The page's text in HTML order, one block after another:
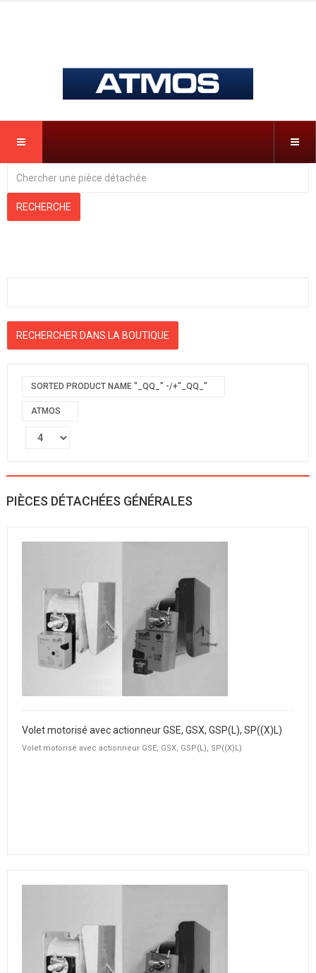
SORTED PRODUCT NAME "_QQ_" -/+"_QQ_"
ATMOS
PIÈCES DÉTACHÉES GÉNÉRALES
Volet motorisé avec actionneur GSE, GSX, GSP(L), SP((X)L)
Volet motorisé avec actionneur GSE, GSX, GSP(L), SP((X)L)